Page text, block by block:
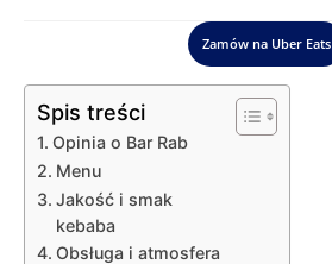
Zamów na Uber Eats
Spis treści
Opinia o Bar Rab
Menu
Jakość i smak
kebaba
Obsługa i atmosfera